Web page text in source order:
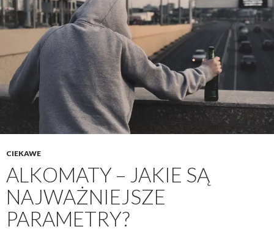
CIEKAWE
ALKOMATY – JAKIE SĄ
NAJWAŻNIEJSZE
PARAMETRY?